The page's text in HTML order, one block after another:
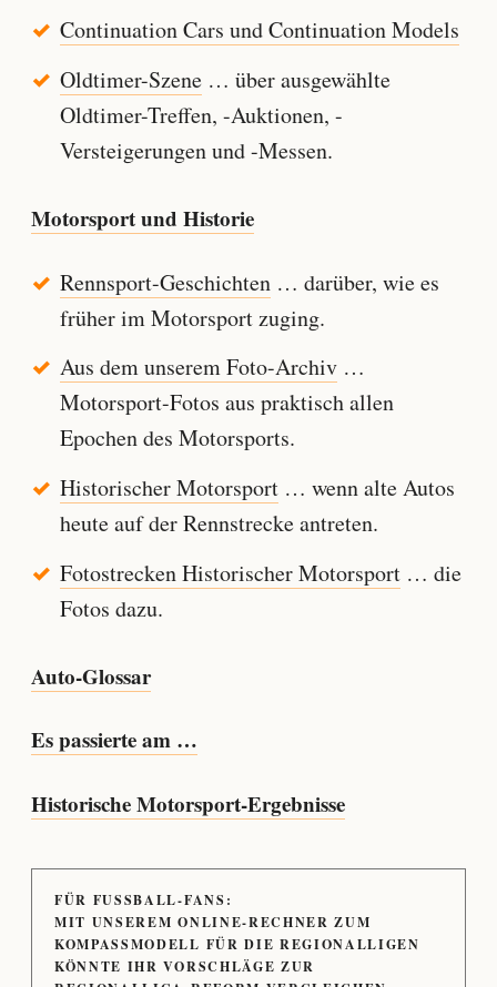
Continuation Cars und Continuation Models
Oldtimer-Szene… über ausgewählte
Oldtimer-Treffen, -Auktionen, -
Versteigerungen und -Messen.
Motorsport und Historie
Rennsport-Geschichten… darüber, wie es
früher im Motorsport zuging.
Aus dem unserem Foto-Archiv…
Motorsport-Fotos aus praktisch allen
Epochen des Motorsports.
Historischer Motorsport… wenn alte Autos
heute auf der Rennstrecke antreten.
Fotostrecken Historischer Motorsport… die
Fotos dazu.
Auto-Glossar
Es passierte am …
Historische Motorsport-Ergebnisse
FÜR FUSSBALL-FANS:
MIT UNSEREM ONLINE-RECHNER ZUM
KOMPASSMODELL FÜR DIE REGIONALLIGEN
KÖNNTE IHR VORSCHLÄGE ZUR